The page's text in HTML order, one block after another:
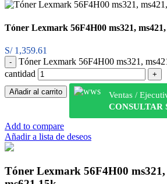
Tóner Lexmark 56F4H00 ms321, ms421,
S/1,359.61
Tóner Lexmark 56F4H00 ms321,
cantidad
Añadir al carrito
Ventas /
CONSULTAR
Add to compare
Añadir a lista de deseos
Tóner Lexmark 56F4H00 ms321,